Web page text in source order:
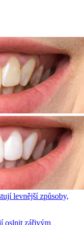
levnější způsoby,
oslnit zářivým